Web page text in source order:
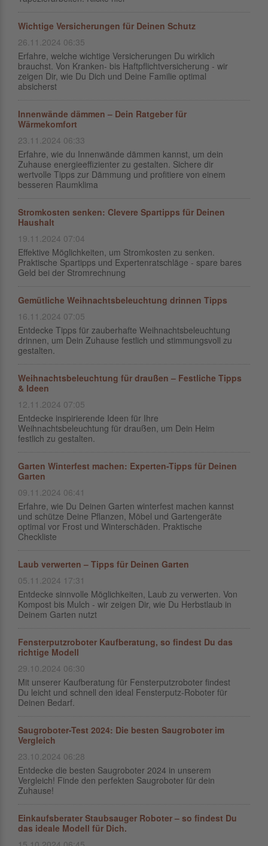
Wichtige Versicherungen für Deinen Schutz
26.11.2024 06:35
Erfahre, welche wichtige Versicherungen Du wirklich
brauchst. Von Kranken- bis Haftpflichtversicherung - wir
zeigen Dir, wie Du Dich und Deine Familie optimal
absicherst
Innenwände dämmen – Dein Ratgeber für
Wärmekomfort
23.11.2024 06:33
Erfahre, wie du Innenwände dämmen kannst, um dein
Zuhause energieeffizienter zu gestalten. Sichere dir
wertvolle Tipps zur Dämmung und profitiere von einem
besseren Raumklima
Stromkosten senken: Clevere Spartipps für Deinen
Haushalt
19.11.2024 07:04
Effektive Möglichkeiten, um Stromkosten zu senken.
Praktische Spartipps und Expertenratschläge - spare bares
Geld bei der Stromrechnung
Gemütliche Weihnachtsbeleuchtung drinnen Tipps
16.11.2024 07:05
Entdecke Tipps für zauberhafte Weihnachtsbeleuchtung
drinnen, um Dein Zuhause festlich und stimmungsvoll zu
gestalten.
Weihnachtsbeleuchtung für draußen – Festliche Tipps
& Ideen
12.11.2024 07:05
Entdecke inspirierende Ideen für Ihre
Weihnachtsbeleuchtung für draußen, um Dein Heim
festlich zu gestalten.
Garten Winterfest machen: Experten-Tipps für Deinen
Garten
09.11.2024 06:41
Erfahre, wie Du Deinen Garten winterfest machen kannst
und schütze Deine Pflanzen, Möbel und Gartengeräte
optimal vor Frost und Winterschäden. Praktische
Checkliste
Laub verwerten – Tipps für Deinen Garten
05.11.2024 17:31
Entdecke sinnvolle Möglichkeiten, Laub zu verwerten. Von
Kompost bis Mulch - wir zeigen Dir, wie Du Herbstlaub in
Deinem Garten nutzt
Fensterputzroboter Kaufberatung, so findest Du das
richtige Modell
29.10.2024 06:30
Mit unserer Kaufberatung für Fensterputzroboter findest
Du leicht und schnell den ideal Fensterputz-Roboter für
Deinen Bedarf.
Saugroboter-Test 2024: Die besten Saugroboter im
Vergleich
23.10.2024 06:28
Entdecke die besten Saugroboter 2024 in unserem
Vergleich! Finde den perfekten Saugroboter für dein
Zuhause!
Einkaufsberater Staubsauger Roboter – so findest Du
das ideale Modell für Dich.